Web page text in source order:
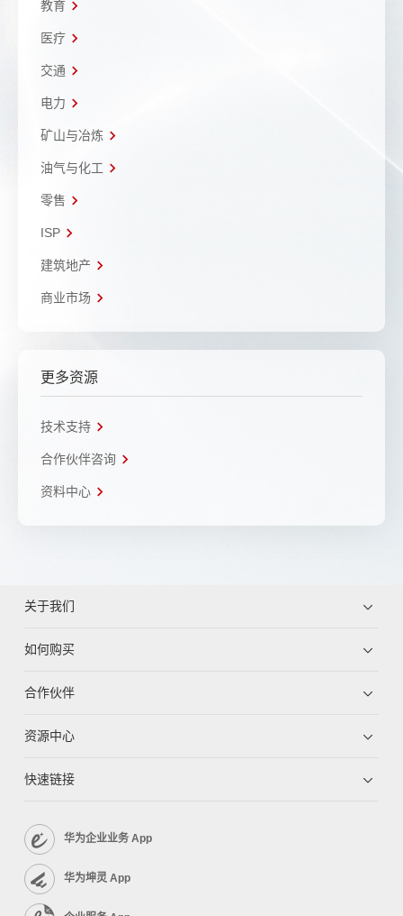
教育
医疗
交通
电力
矿山与冶炼
油气与化工
零售
ISP
建筑地产
商业市场
更多资源
技术支持
合作伙伴咨询
资料中心
关于我们
如何购买
合作伙伴
资源中心
快速链接
华为企业业务 App
华为坤灵 App